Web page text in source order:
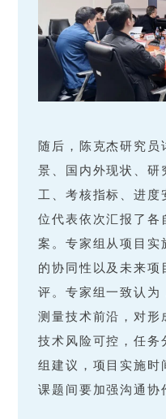
随后，陈克杰研究员
景、国内外现状、研
工、考核指标、进度
位代表依次汇报了各
案。专家组从项目实
的协同性以及未来项
评。专家组一致认为
测量技术前沿，对形
技术风险可控，任务
组建议，项目实施时
课题间要加强沟通协